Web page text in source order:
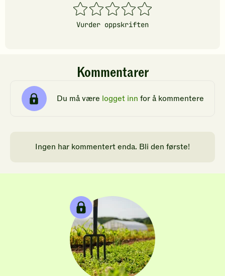
1
stjerner
2
stjerner
3
stjerner
4
stjerner
5
stjerner
Vurder oppskriften
Kommentarer
Du må være logget inn for å kommentere
Ingen har kommentert enda. Bli den første!